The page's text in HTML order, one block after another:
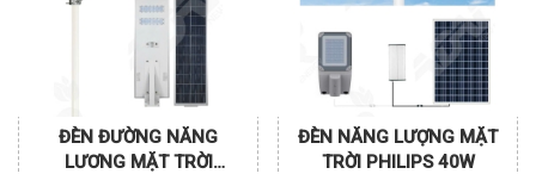
ĐÈN ĐƯỜNG NĂNG
LƯƠNG MẶT TRỜI
ĐÈN NĂNG LƯỢNG MẶT
TRỜI PHILIPS 40W